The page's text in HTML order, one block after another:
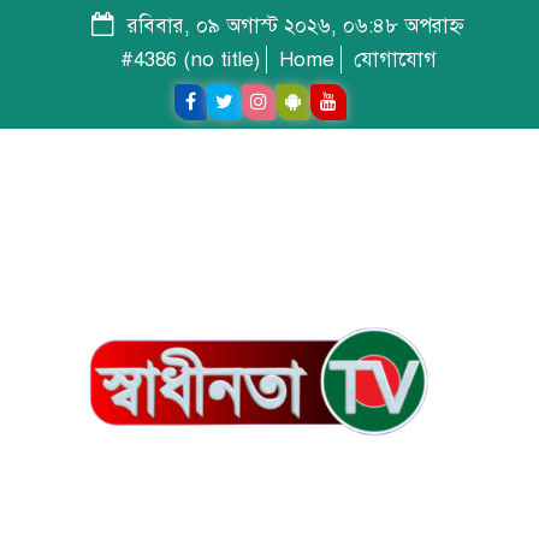
রবিবার, ০৯ অগাস্ট ২০২৬, ০৬:৪৮ অপরাহ্ন
#4386 (no title)
Home যোগাযোগ